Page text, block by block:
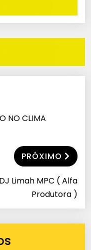
NO CLIMA
PRÓXIMO
Limah MPC ( Alfa
Produtora )